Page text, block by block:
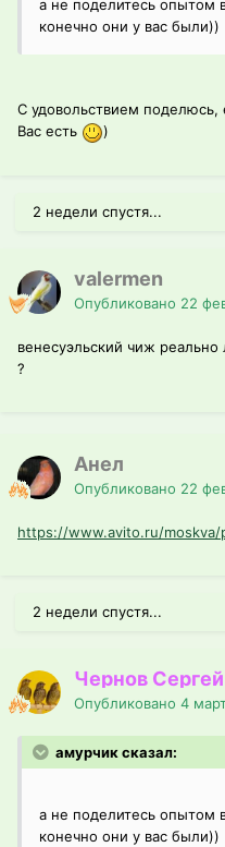
а не поделитесь опытом
конечно они у вас были))
С удовольствием поделюсь,
Вас есть
)
2 недели спустя...
valermen
Опубликовано 22
венесуэльский чиж
?
Анел
Опубликовано 22
https://www.avito.ru/moskva/
2 недели спустя...
Чернов Сергей
Опубликовано 4
амурчик сказал:
а не поделитесь опытом
конечно они у вас были))